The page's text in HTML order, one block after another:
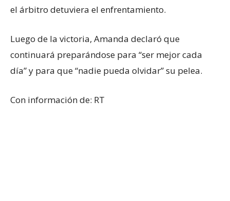
el árbitro detuviera el enfrentamiento.
Luego de la victoria, Amanda declaró que
continuará preparándose para “ser mejor cada
día” y para que “nadie pueda olvidar” su pelea.
Con información de: RT